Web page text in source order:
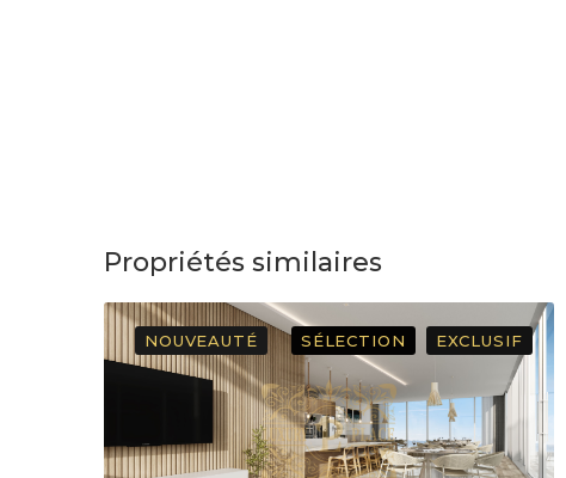
Propriétés similaires
NOUVEAUTÉ SÉLECTION EXCLUSIF